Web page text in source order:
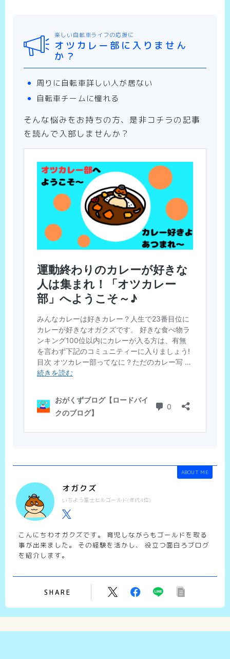
楽しい自転車ライフの応援に
オツカレー部に入りません
か？
周りに自転車詳しい人が居ない
自転車チームに憧れる
そんな悩みをお持ちの方、是非コチラの記事
を読んで入部しませんか？
ABOUT ME
オガクズ
いちよう富士ヒルゴールド(年代4位)
こんにちわオガクズです。 育児しながらもゴールドを取る
事が出来ました。 その経験を活かし、 役立つ面白ろブログ
を紹介します。
SHARE